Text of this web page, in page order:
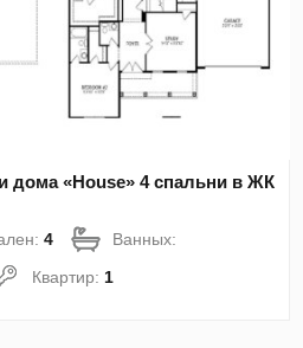
дома «House» 4 спальни в ЖК
4
Ванных:
Квартир:1